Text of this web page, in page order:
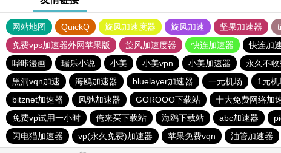
网站地图 QuickQ 旋风加速度器 旋风加速 坚果加速器
免费vps加速器外网苹果版
旋风加速度器 快连加速器 快连加
哔咔漫画
瑞乐小说 小美 小美vpn 小美加速器 永久不
黑洞vqn加速
海鸥加速器 bluelayer加速器 一元机场 1元机
bitznet加速器
风驰加速器 GOROOO下载站 十大免费网络加
免费vp试用一小时
俺来买下载站 海鸥下载站 abc加速器
闪电猫加速器
vp(永久免费)加速器 苹果免费vqn 油管加速器